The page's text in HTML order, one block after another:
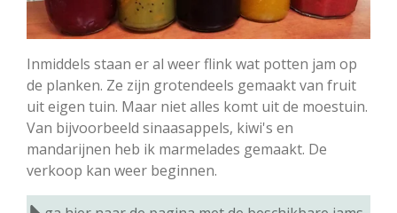
Inmiddels staan er al weer flink wat potten jam op
de planken. Ze zijn grotendeels gemaakt van fruit
uit eigen tuin. Maar niet alles komt uit de moestuin.
Van bijvoorbeeld sinaasappels, kiwi's en
mandarijnen heb ik marmelades gemaakt. De
verkoop kan weer beginnen.